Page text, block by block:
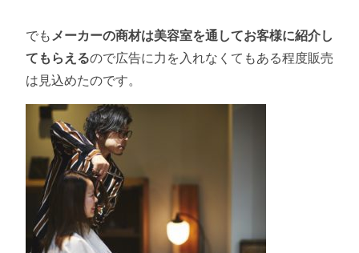
でもメーカーの商材は美容室を通してお客様に紹介し
てもらえるので広告に力を入れなくてもある程度販売
は見込めたのです。